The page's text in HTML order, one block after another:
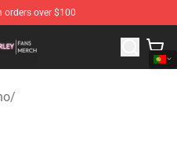
orders over $100
Bob Marley Merchandise
/